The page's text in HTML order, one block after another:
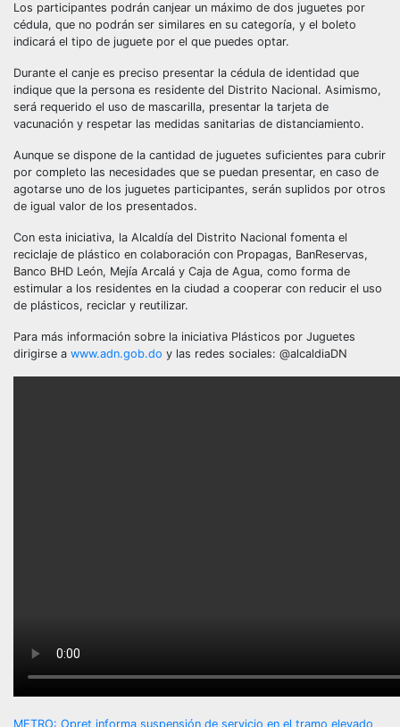
Los participantes podrán canjear un máximo de dos juguetes por
cédula, que no podrán ser similares en su categoría, y el boleto
indicará el tipo de juguete por el que puedes optar.
Durante el canje es preciso presentar la cédula de identidad que
indique que la persona es residente del Distrito Nacional. Asimismo,
será requerido el uso de mascarilla, presentar la tarjeta de
vacunación y respetar las medidas sanitarias de distanciamiento.
Aunque se dispone de la cantidad de juguetes suficientes para cubrir
por completo las necesidades que se puedan presentar, en caso de
agotarse uno de los juguetes participantes, serán suplidos por otros
de igual valor de los presentados.
Con esta iniciativa, la Alcaldía del Distrito Nacional fomenta el
reciclaje de plástico en colaboración con Propagas, BanReservas,
Banco BHD León, Mejía Arcalá y Caja de Agua, como forma de
estimular a los residentes en la ciudad a cooperar con reducir el uso
de plásticos, reciclar y reutilizar.
Para más información sobre la iniciativa Plásticos por Juguetes
dirigirse a www.adn.gob.do y las redes sociales: @alcaldiaDN
METRO: Opret informa suspensión de servicio en el tramo elevado